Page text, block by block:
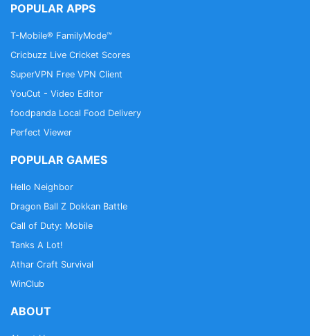
POPULAR APPS
T-Mobile® FamilyMode™
Cricbuzz Live Cricket Scores
SuperVPN Free VPN Client
YouCut - Video Editor
foodpanda Local Food Delivery
Perfect Viewer
POPULAR GAMES
Hello Neighbor
Dragon Ball Z Dokkan Battle
Call of Duty: Mobile
Tanks A Lot!
Athar Craft Survival
WinClub
ABOUT